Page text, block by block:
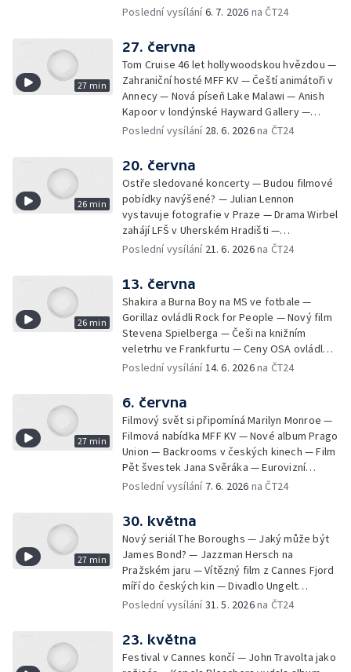
Skarsgårdem — Historie festivalu —
festivalu — České filmy v nabídce festivalu
— Bezhlavý jezdec v GHMP — Bratři Orffové
o své současnosti — Tvůrci Grand Theft Auto
VI odtajnili datum premiéry
Poslední vysílání6. 7. 2026 na ČT24
27 min
27. června
Tom Cruise 46 let hollywoodskou hvězdou —
Zahraniční hosté MFF KV — Čeští animátoři v
Annecy — Nová píseň Lake Malawi — Anish
Kapoor v londýnské Hayward Gallery —
Videohra Playing Prague — Letní
vydalo nové album — Třetí řada seriálu Rod
draka — Jan Hendrych vystavuje v Topičově
salonu — Nový seriál ČT v režii Jana Hřebejka
Poslední vysílání 28. 6. 2026na ČT24
26 min
20. června
Ostře sledované koncerty — Budou filmové
pobídky navýšené? — Julian Lennon
vystavuje fotografie v Praze — Drama Wirbel
zahájí LFŠ v Uherském Hradišti —
Balanchinovy choreografie v ND —
oceněný Českou komorou architektů —
Kapela něco něco o novém albu — Ken
Loach slaví devadesátku — Hra The
Adventures of Elliot: The Millennium Tales —
Divadlo Pomezí uvádí Mapu ticha — Vrcholí
festival Metronome
Poslední vysílání 21. 6. 2026na ČT24
26 min
13. června
Shakira a Burna Boy na MS ve fotbale —
Gorillaz ovládli Rock for People — Nový film
Stevena Spielberga — Češi na knižním
veletrhu ve Frankfurtu — Ceny OSA ovládla
píseň Pistácie — Bienále Ve věci umění —
ideologie — Nové album Ideál skupiny
Vypsaná fiXa — Maggie Gyllenhaal a Jesse
Eisenberg ve Varech — Vyšívaná česká hra
Scarlet Deer Inn — Kniha Služky pro všechno
Poslední vysílání14. 6. 2026na ČT24
27 min
6. června
Filmový svět si připomíná Marilyn Monroe —
Filmová nabídka MFF KV — Nové album Prago
Union — Backrooms v českých kinech — Film
Pět švestek Jana Svěráka — Eurovizní
soutěž mladých hudebníků — No Name na
knihy roku — Hra Gothic 1 v nové úpravě —
Paul McCartney vydal nové album — Román
Včelí bodnutí Paula Murrayho — Tři zmrzlí v
Dejvickém divadle
Poslední vysílání 7. 6. 2026 na ČT24
27 min
30. května
Nový seriál The Boroughs — Jaký může být
James Bond? — Jazzman Hersch na
Pražském jaru — Vítězný film z Cannes Fjord
míří do českých kin — Divadlo Ungelt
otevřelo Letní scénu — James Cole ukázal
překladu — Nové album dua P/\ST — Největší
výstava fotografky Bet Orten — Zaklínač 3:
Divoký hon pokračuje — Talk show Na
Poslední vysílání31. 5. 2026na ČT24
23. května
Festival v Cannes končí — John Travolta jako